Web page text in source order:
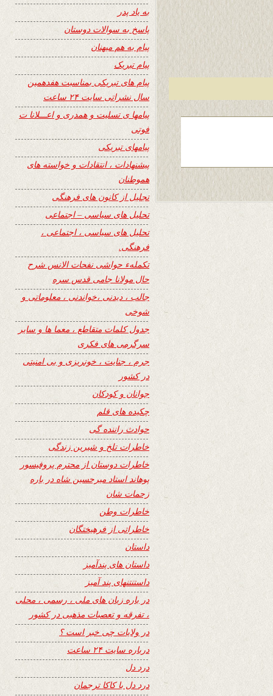
به یاد پدر
پاسخ به سوالات دوستان
پیام به هم میهنان
پیام تبریک
پیام های تبریکی بمناسبت هفدهمین
سال نشراتی سایت ۲۴ ساعت
پیامها ی تسلیت و همدری و اعـــلانا ت
فوتی
پیامهای تبریکی
پیشنهادات ، انتقادات و خواسته های
هموطنان
تجلیل از کانون های فرهنگی
تحلیل های سیاسی – اجتماعی
تحلیل های سیاسی ، اجتماعی ،
فرهنگی.
تکملهء حواشی نفحات الانس شرح
حال مولانا جامی قدس سره
جالب ، دیدنی ،خواندنی ، معلوماتی و
شوخی
جدول کلمات متقاطع ، معما ها و سایر
سرگرمی های فکری
جرم ، جنایت ، خونریزی و بی امنیتی
در کشور
جوانان و کودکان
چکیده های قلم
حوادث راننده گی
خاطرات تلخ و شیرین زندگی
خاطرات دوستان از محترم پروفیسور
پوهاند استاد میرحسین شاه در باره
زحمات شان
خاطرات وطن
خاطراتی از فرهیختگان
داستان
داستان های پندآمیز
داستنتنهای پند آمیز
در باره زبان های ملی ، رسمی ، محلی
، تفرقه و تعصبات مذهبی در کشور
در ولایات چی خبر است ؟
درباره سایت ۲۴ ساعت
درد دل
درد دل با کاکا ترجمان